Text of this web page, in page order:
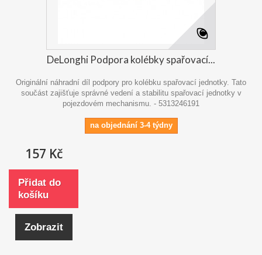
DeLonghi Podpora kolébky spařovací...
Originální náhradní díl podpory pro kolébku spařovací jednotky. Tato
součást zajišťuje správné vedení a stabilitu spařovací jednotky v
pojezdovém mechanismu. - 5313246191
na objednání 3-4 týdny
157 Kč
Přidat do
košíku
Zobrazit